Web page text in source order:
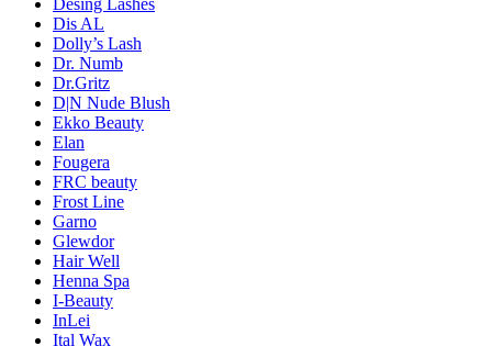
Desing Lashes
Dis AL
Dolly’s Lash
Dr. Numb
Dr.Gritz
D|N Nude Blush
Ekko Beauty
Elan
Fougera
FRC beauty
Frost Line
Garno
Glewdor
Hair Well
Henna Spa
I-Beauty
InLei
Ital Wax